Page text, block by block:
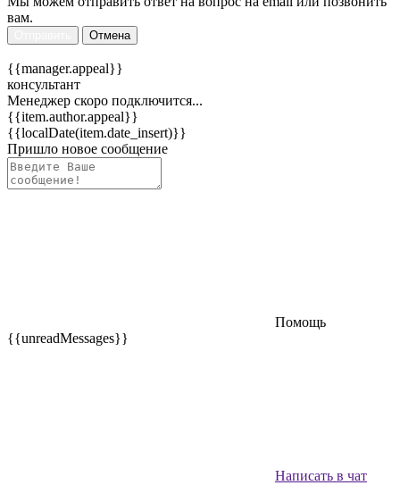
вам.
Отмена
{{manager.appeal}}
консультант
Менеджер скоро подключится...
{{item.author.appeal}}
{{localDate(item.date_insert)}}
Пришло новое сообщение
Помощь
{{unreadMessages}}
Написать в чат